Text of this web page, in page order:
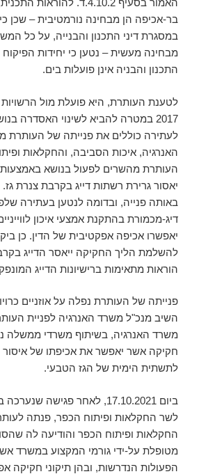
האמור בסעיף 4.10.2.ד. להוראות
בר-אכיפה הן מבחינה נורמטיבית – שכן
במסגרת דיני התכנון והבנייה, על כל
מבחינה מעשית – נטען כי יחידות הפיקוח
התכנון והבניה אינן פועלות בים.
לטענת העותרת, היא פועלת מול
2017 במטרה להביא לשינוי האסדרה
האנרגיה, איכות הסביבה, והחקלאות
העותרת מהשרים לפעול בנושא באמצעות
יאסור גרירת רשתות דייג בקרבת צנרת
באותה פנייה, ובדומה לנטען בעתירה
דיג-מכמורת בהתקנת אמצעי איכון
יאפשרו אכיפה אפקטיבית של הדין. כן
להשלמת הליך החקיקה ייאסר הדייג
הוראות מתאימות ברישיונות הדייג
השיב מנכ"ל משרד האנרגיה לפניית
משרד האנרגיה, בשיתוף משרדי ממשלה
חקיקה אשר יאפשר את אכיפתו של איסור
לתשתית הימית של הגז הטבעי.
ביום 17.10.2021, לאחר פגישה
לשר החקלאות ופיתוח הכפר, פנתה
החקלאות ופיתוח הכפר והודיעה לה
מטופלת על-ידי גורמי המקצוע במשרד
הפעולות הנדרשות, ובהן תיקוני חקיקה